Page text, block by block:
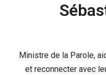
Ministre de la Parole,
et reconnecter avec